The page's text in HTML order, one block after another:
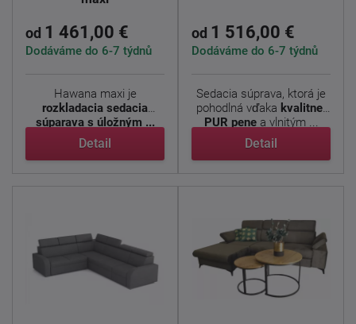
od 1 461,00 €
Dodáváme do 6-7 týdnů
Hawana maxi je
rozkladacia sedacia
súparava s úložným ...
Detail
od 1 516,00 €
Dodáváme do 6-7 týdnů
Sedacia súprava, ktorá je
pohodlná vďaka kvalitnej
PUR penea vlnitým ...
Detail